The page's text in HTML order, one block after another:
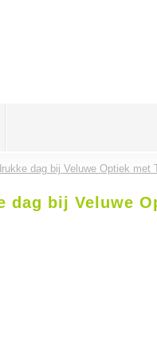
dag bij Veluwe Optiek met
dag bij Veluwe